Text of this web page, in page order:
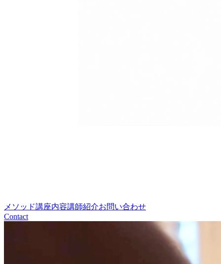
メソッド講座内容講師紹介お問い合わせ
Contact